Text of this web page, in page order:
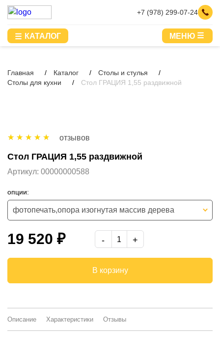
+7 (978) 299-07-24
КАТАЛОГ МЕНЮ
Главная Каталог
Столы и стулья
Столы для кухни
Стол ГРАЦИЯ 1,55 раздвижной
отзывов
Стол ГРАЦИЯ 1,55 раздвижной
Артикул: 00000000588
опции:
фотопечать,опора изогнутая массив дерева
фотопечать матовая,опора изогнутая массив дерева
фотопечать,опора изогнутая покрытие хром
фотопечать матовая,опора изогнутая покрытие хром
19 520 ₽
В корзину
Описание Характеристики Отзывы